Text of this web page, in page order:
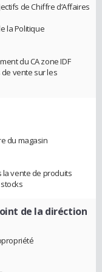
de Chiffre d’Affaires
la Politique
du CA zone IDF
vente sur les
du magasin
la vente de produits
de la diréction